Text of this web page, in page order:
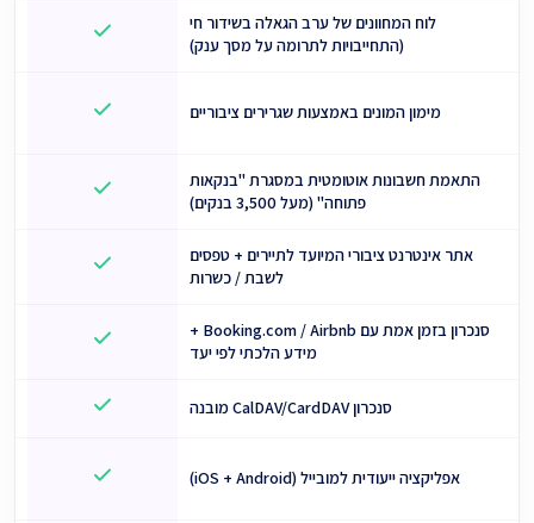
לוח המחוונים של ערב הגאלה בשידור חי
(התחייבויות לתרומה על מסך ענק)
מימון המונים באמצעות שגרירים ציבוריים
התאמת חשבונות אוטומטית במסגרת "בנקאות
פתוחה" (מעל 3,500 בנקים)
אתר אינטרנט ציבורי המיועד לתיירים + טפסים
לשבת / כשרות
סנכרון בזמן אמת עם Booking.com / Airbnb +
מידע הלכתי לפי יעד
סנכרון CalDAV/CardDAV מובנה
אפליקציה ייעודית למובייל (iOS + Android)